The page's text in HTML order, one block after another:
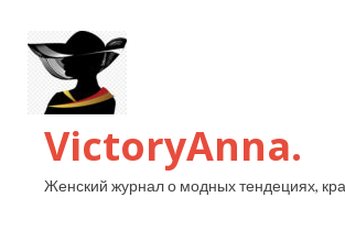
VictoryAnna.
Женский журнал о модных тендециях,